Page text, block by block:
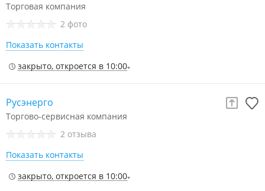
Торговая компания
2 фото
Показать контакты
закрыто, откроется в 10:00
Русэнерго
Торгово-сервисная компания
2 отзыва
Показать контакты
закрыто, откроется в 10:00